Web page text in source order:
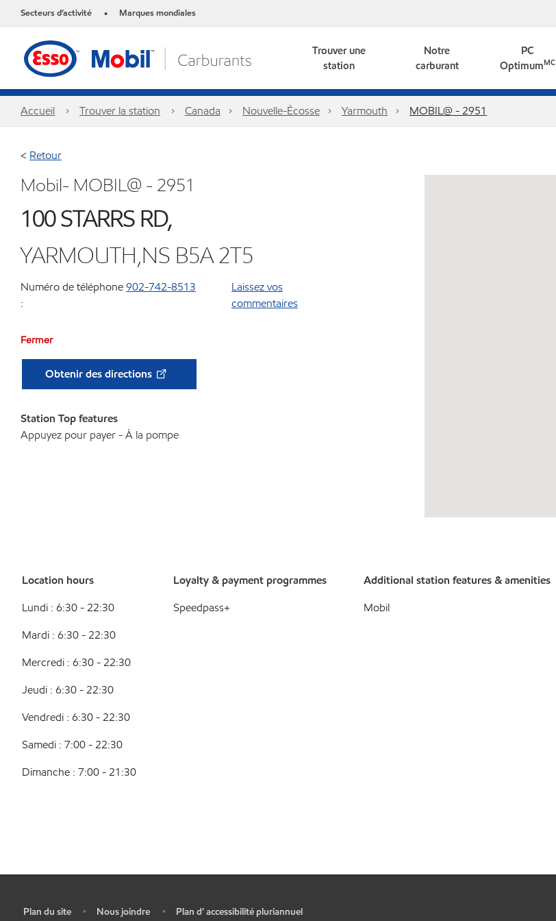
Secteurs d’activité • Marques mondiales
Trouver une
station
Notre
carburant
PC
OptimumMC
Accueil Trouver la station Canada Nouvelle-Écosse Yarmouth MOBIL@ - 2951
< Retour
Mobil- MOBIL@ - 2951
100 STARRS RD,
YARMOUTH,NS B5A 2T5
Numéro de téléphone
:
902-742-8513
Laissez vos
commentaires
Fermer
Obtenir des directions
Station Top features
Appuyez pour payer - À la pompe
Location hours
Lundi : 6:30 - 22:30
Mardi : 6:30 - 22:30
Mercredi : 6:30 - 22:30
Jeudi : 6:30 - 22:30
Vendredi : 6:30 - 22:30
Samedi : 7:00 - 22:30
Dimanche : 7:00 - 21:30
Loyalty & payment programmes
Speedpass+
Additional station features & amenities
Mobil
Plan du site • Nous joindre • Plan d’ accessibilité pluriannuel